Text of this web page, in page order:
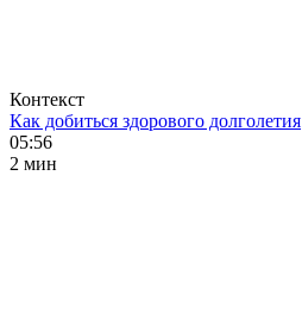
Контекст
Как добиться здорового долголетия
05:56
2 мин